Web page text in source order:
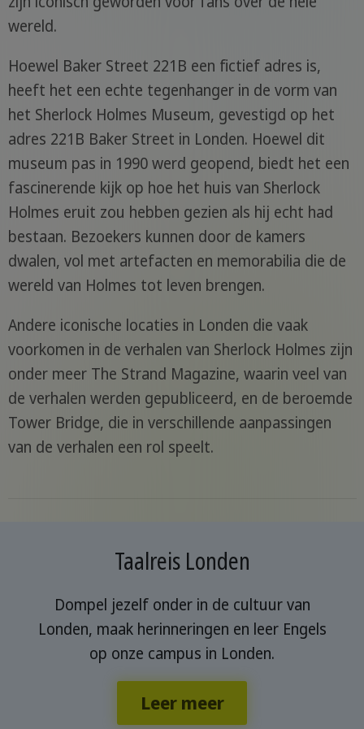
wereld.
Hoewel Baker Street 221B een fictief adres is,
heeft het een echte tegenhanger in de vorm van
het Sherlock Holmes Museum, gevestigd op het
adres 221B Baker Street in Londen. Hoewel dit
museum pas in 1990 werd geopend, biedt het een
fascinerende kijk op hoe het huis van Sherlock
Holmes eruit zou hebben gezien als hij echt had
bestaan. Bezoekers kunnen door de kamers
dwalen, vol met artefacten en memorabilia die de
wereld van Holmes tot leven brengen.
Andere iconische locaties in Londen die vaak
voorkomen in de verhalen van Sherlock Holmes zijn
onder meer The Strand Magazine, waarin veel van
de verhalen werden gepubliceerd, en de beroemde
Tower Bridge, die in verschillende aanpassingen
van de verhalen een rol speelt.
Taalreis Londen
Dompel jezelf onder in de cultuur van
Londen, maak herinneringen en leer Engels
op onze campus in Londen.
Leer meer